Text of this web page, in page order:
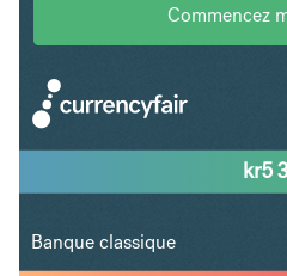
Commencez
kr5
Banque classique